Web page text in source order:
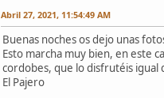
Abril 27, 2021, 11:54:49 AM
Buenas noches os dejo unas
Esto marcha muy bien, en este
cordobes, que lo disfrutéis igual
El Pajero